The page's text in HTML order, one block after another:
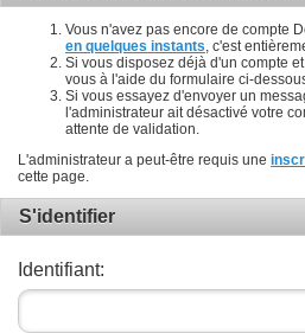
Vous n'avez pas encore de compte
en quelques instants , c'est
Si vous disposez déjà d'un compte
vous à l'aide du formulaire ci-
Si vous essayez d'envoyer un
l'administrateur ait désactivé votre
attente de validation.
L'administrateur a peut-être requis une
cette page.
S'identifier
Identifiant: